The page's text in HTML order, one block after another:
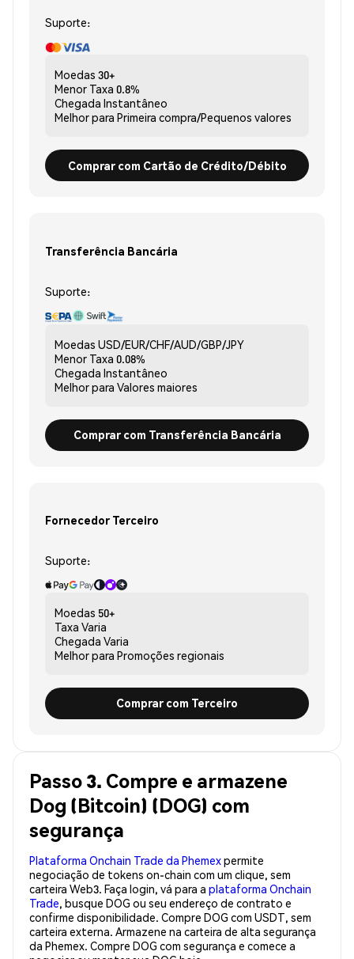
Suporte:
Moedas 30+
Menor Taxa 0.8%
Chegada Instantâneo
Melhor para Primeira compra/Pequenos valores
Comprar com Cartão de Crédito/Débito
Transferência Bancária
Suporte:
Moedas USD/EUR/CHF/AUD/GBP/JPY
Menor Taxa 0.08%
Chegada Instantâneo
Melhor para Valores maiores
Comprar com Transferência Bancária
Fornecedor Terceiro
Suporte:
Moedas 50+
Taxa Varia
Chegada Varia
Melhor para Promoções regionais
Comprar com Terceiro
Passo 3. Compre e armazene
Dog (Bitcoin) (DOG) com
segurança
Plataforma Onchain Trade da Phemexpermite
negociação de tokens on-chain com um clique, sem
carteira Web3. Faça login, vá para a plataforma Onchain
Trade, busque DOG ou seu endereço de contrato e
confirme disponibilidade. Compre DOG com USDT, sem
carteira externa. Armazene na carteira de alta segurança
da Phemex. Compre DOG com segurança e comece a